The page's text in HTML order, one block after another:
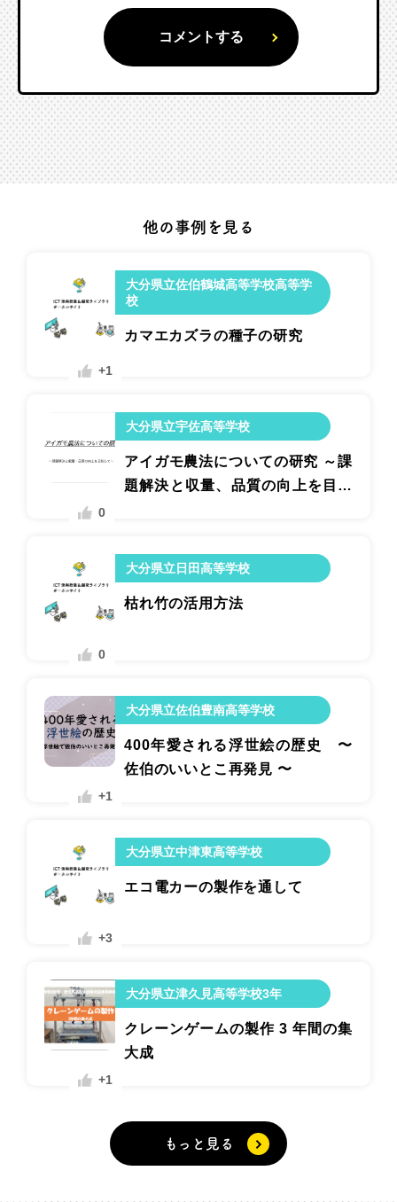
他の事例を見る
大分県立佐伯鶴城高等学校高等学
校
+1
カマエカズラの種子の研究
大分県立宇佐高等学校
0
アイガモ農法についての研究 ～課
題解決と収量、品質の向上を目指
大分県立日田高等学校
0
枯れ竹の活用方法
大分県立佐伯豊南高等学校
+1
400年愛される浮世絵の歴史 〜
佐伯のいいとこ再発見 〜
大分県立中津東高等学校
+3
エコ電カーの製作を通して
大分県立津久見高等学校3年
+1
クレーンゲームの製作 3 年間の集
大成
もっと見る